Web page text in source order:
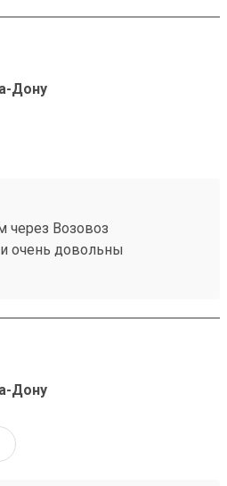
хрупкими, повреждения
Дону
через Возовоз
очень довольны
отдельной похвалы
для нас — это
груза, коробки всегда
(заказ №
Дону